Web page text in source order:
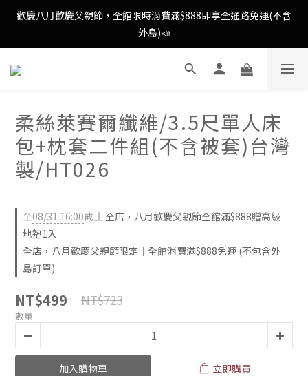
歡慶八月歡慶父親節，全館限時消費滿$888即享全通路免運(不含
外島)📣
歡慶八月歡慶父親節，全館限時消費滿$888即享全通路免運(不含
外島)📣
歡慶八月歡慶父親節，新加入會員即可得購物金$88📣
消費滿額即可成為VIP📣
歡慶八月歡慶父親節，全館限時消費滿$888即享全通路免運(不含
柔絲萊賽爾纖維/3.5尺單人床
包+枕套二件組(不含被套)台灣
製/HT026
至08/31 16:00截止 全店，八月歡慶父親節全館滿$888贈高級
地墊1入
全店，八月歡慶父親節限定｜全館消費滿$888免運 (不包含外
島訂單)
NT$499 NT$723
數量
加入購物車 立即購買